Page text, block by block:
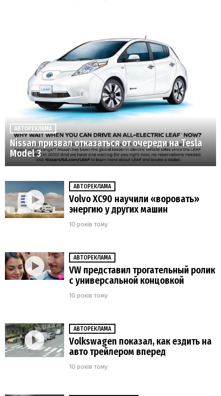
АВТОРЕКЛАМА
Nissan призвал отказаться от очереди на Tesla
Model 3
АВТОРЕКЛАМА
Volvo XC90 научили «воровать»
энергию у других машин
10 років тому
АВТОРЕКЛАМА
VW представил трогательный ролик
с универсальной концовкой
10 років тому
АВТОРЕКЛАМА
Volkswagen показал, как ездить на
авто трейлером вперед
10 років тому